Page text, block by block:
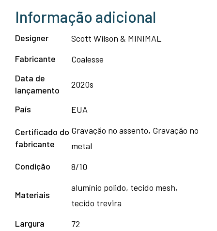
Informação adicional
Designer
Scott Wilson & MINIMAL
Fabricante
Coalesse
Data de
lançamento
2020s
País EUA
Certificado do
fabricante
Gravação no assento, Gravação no
metal
Condição
8/10
Materiais
alumínio polido, tecido mesh,
tecido trevira
Largura
72